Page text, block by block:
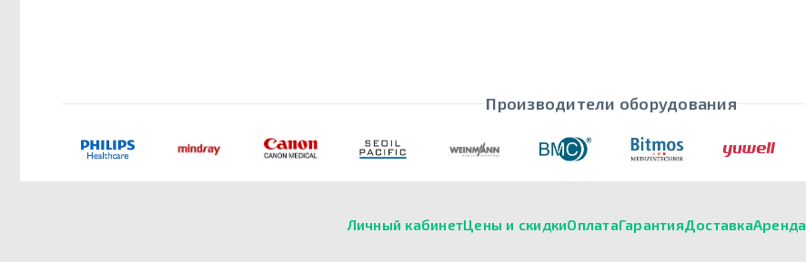
Производители оборудования
Личный кабинетЦены и скидкиОплатаГарантияДоставкаАренда